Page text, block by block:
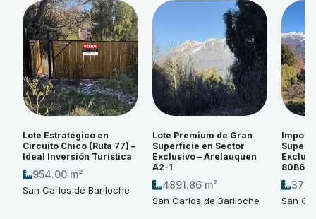
Lote Estratégico en
Circuito Chico (Ruta 77) –
Ideal Inversión Turística
954.00 m²
San Carlos de Bariloche
Lote Premium de Gran
Superficie en Sector
Exclusivo – Arelauquen
A2-1
4891.86 m²
San Carlos de Bariloche
80B6
San